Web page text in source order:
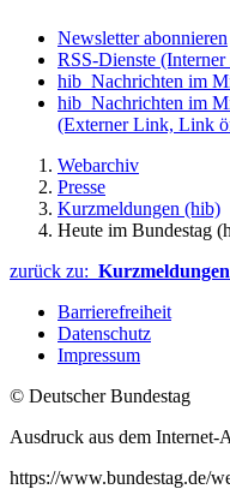
Newsletter abonnieren
RSS-Dienste
hib_Nachrichten im
hib_Nachrichten im
(Externer Link, Link
Webarchiv
Presse
Kurzmeldungen (hib)
Heute im Bundestag
zurück zu:
Barrierefreiheit
Datenschutz
Impressum
© Deutscher Bundestag
Ausdruck aus dem Internet-
https://www.bundestag.de/